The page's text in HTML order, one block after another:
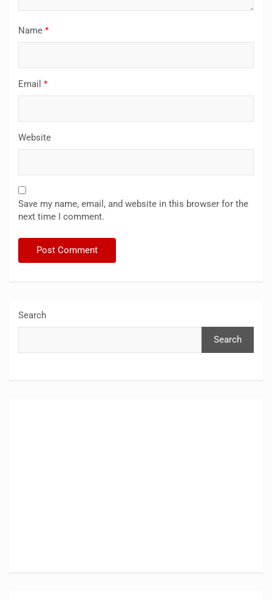
Name *
Email *
Website
Save my name, email, and website in this browser for the
next time I comment.
Search
Search